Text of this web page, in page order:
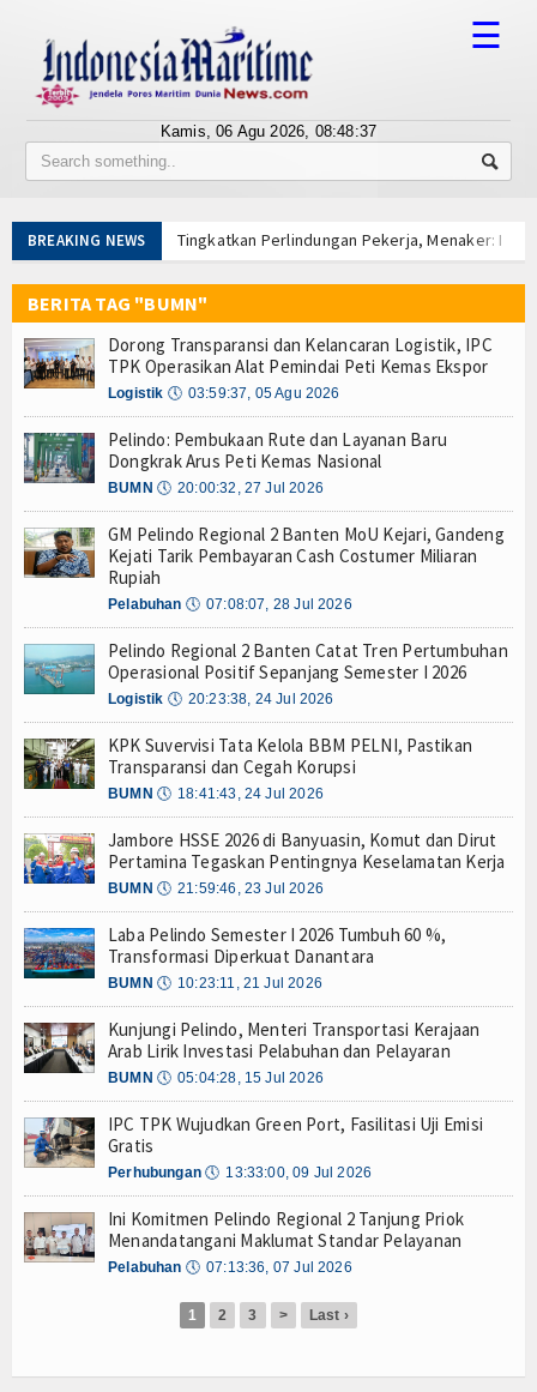
Tentang Kami
Berita
Bisnis
BUMN
Edukasi
Ekspose
Hankam
Internasional
Kesehatan
Khazanah
Logistik
Nasional
News
Olahraga
Perhubungan
Opini
☰
Kamis, 06 Agu 2026, 08:48:38
BREAKING NEWS
Tingkatkan Perlindungan Pekerja, Menaker:
Tarif Tuna Cakalang 0% ke Jepang, KKP Jaga
Aksi Kolaborasi Lindungi Mangrove dan
PWI Pusat-AFPI Gelar Workshop Jurnalistik
Indonesia-Tailan Perkuat Kemitraan Strategis,
Lomba Agustusan Keluarga Besar Kolinlamil,
Lancarkan Logistik dan Transparansi, IPC TPK
Kapal Terbakar di Belawan, Patkamla Rubiah
Tingkatkan Perlindungan Pekerja, Menaker:
Dorong Transparansi dan Kelancaran Logistik,
Tarif Tuna Cakalang 0% ke Jepang, KKP Jaga
PWI Pusat-AFPI Gelar Workshop Jurnalistik
Indonesia-Tailan Perkuat Kemitraan Strategis,
Lomba Agustusan Keluarga Besar Kolinlamil,
Lancarkan Logistik dan Transparansi, IPC TPK
Kapal Terbakar di Belawan, Patkamla Rubiah
Tingkatkan Perlindungan Pekerja, Menaker:
Dorong Transparansi dan Kelancaran Logistik,
Tarif Tuna Cakalang 0% ke Jepang, KKP Jaga
Aksi Kolaborasi Lindungi Mangrove dan
PWI Pusat-AFPI Gelar Workshop Jurnalistik
Indonesia-Tailan Perkuat Kemitraan Strategis,
Lomba Agustusan Keluarga Besar Kolinlamil,
Lancarkan Logistik dan Transparansi, IPC TPK
Kapal Terbakar di Belawan, Patkamla Rubiah
BERITA TAG "BUMN"
Dorong Transparansi dan Kelancaran Logistik, IPC
TPK Operasikan Alat Pemindai Peti Kemas Ekspor
Logistik 🕔 03:59:37, 05 Agu 2026
Pelindo: Pembukaan Rute dan Layanan Baru
Dongkrak Arus Peti Kemas Nasional
BUMN 🕔 20:00:32, 27 Jul 2026
GM Pelindo Regional 2 Banten MoU Kejari, Gandeng
Kejati Tarik Pembayaran Cash Costumer Miliaran
Rupiah
Pelabuhan 🕔 07:08:07, 28 Jul 2026
Pelindo Regional 2 Banten Catat Tren Pertumbuhan
Operasional Positif Sepanjang Semester I 2026
Logistik 🕔 20:23:38, 24 Jul 2026
KPK Suvervisi Tata Kelola BBM PELNI, Pastikan
Transparansi dan Cegah Korupsi
BUMN 🕔 18:41:43, 24 Jul 2026
Jambore HSSE 2026 di Banyuasin, Komut dan Dirut
Pertamina Tegaskan Pentingnya Keselamatan Kerja
BUMN 🕔 21:59:46, 23 Jul 2026
Laba Pelindo Semester I 2026 Tumbuh 60 %,
Transformasi Diperkuat Danantara
BUMN 🕔 10:23:11, 21 Jul 2026
Kunjungi Pelindo, Menteri Transportasi Kerajaan
Arab Lirik Investasi Pelabuhan dan Pelayaran
BUMN 🕔 05:04:28, 15 Jul 2026
IPC TPK Wujudkan Green Port, Fasilitasi Uji Emisi
Gratis
Perhubungan 🕔 13:33:00, 09 Jul 2026
Ini Komitmen Pelindo Regional 2 Tanjung Priok
Menandatangani Maklumat Standar Pelayanan
Pelabuhan 🕔 07:13:36, 07 Jul 2026
1 2 3 > Last ›